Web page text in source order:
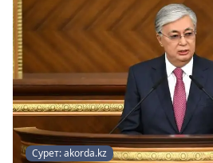
Сурет: akorda.kz